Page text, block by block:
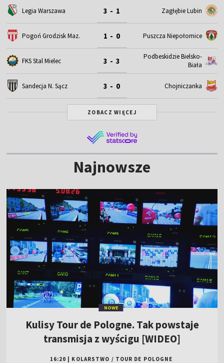
Legia Warszawa 3 - 1 Zagłębie Lubin
Pogoń Grodzisk Maz. 1 - 0 Puszcza Niepołomice
FKS Stal Mielec 3 - 3
Podbeskidzie Bielsko-
Biała
Sandecja N. Sącz 3 - 0 Chojniczanka
ZOBACZ WIĘCEJ
Najnowsze
NOWE
Kulisy Tour de Pologne. Tak powstaje
transmisja z wyścigu [WIDEO]
16:20 KOLARSTWO / TOUR DE POLOGNE